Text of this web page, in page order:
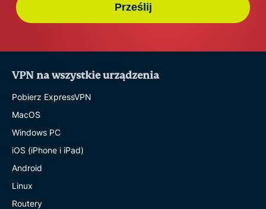
Prześlij
VPN na wszystkie urządzenia
Pobierz ExpressVPN
MacOS
Windows PC
iOS (iPhone i iPad)
Android
Linux
Routery